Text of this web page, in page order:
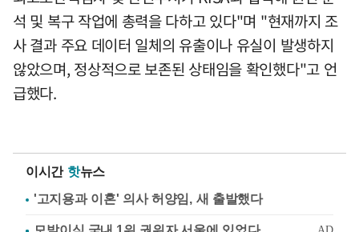
석 및 복구 작업에 총력을 다하고 있다"며 "현재까지 조
사 결과 주요 데이터 일체의 유출이나 유실이 발생하지
않았으며, 정상적으로 보존된 상태임을 확인했다"고 언
급했다.
이시간 핫뉴스
'고지용과 이혼' 의사 허양임, 새 출발했다